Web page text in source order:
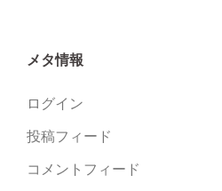
メタ情報
ログイン
投稿フィード
コメントフィード